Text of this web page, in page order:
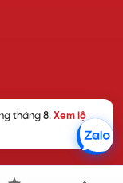
tháng 8.